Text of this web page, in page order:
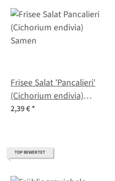
Frisee Salat 'Pancalieri'
(Cichorium endivia)
Samen
2,39 €*
TOP BEWERTET